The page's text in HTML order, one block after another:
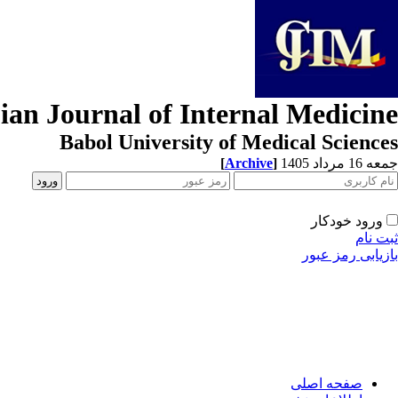
Journal of Internal Medicine
Babol University of Medical Sciences
جمعه 16 مرداد 1405 [Archive]
ورود خودکار
ثبت نام
بازیابی رمز عبور
صفحه اصلی